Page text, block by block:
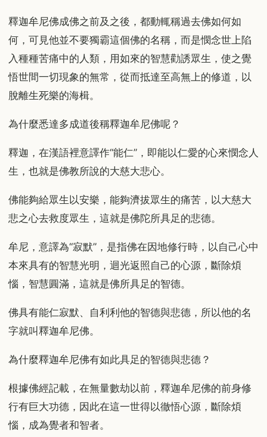
釋迦牟尼佛成佛之前及之後，都動輒稱過去佛如何如
何，可見他並不要獨霸這個佛的名稱，而是憫念世上陷
入種種苦痛中的人類，用如來的智慧勸誘眾生，使之覺
悟世間一切現象的無常，從而抵達至高無上的修道，以
脫離生死樂的海楫。
為什麼悉達多成道後稱釋迦牟尼佛呢？
釋迦，在漢語裡意譯作“能仁”，即能以仁愛的心來憫念人
生，也就是佛教所說的大慈大悲心。
佛能夠給眾生以安樂，能夠濟拔眾生的痛苦，以大慈大
悲之心去救度眾生，這就是佛陀所具足的悲德。
牟尼，意譯為“寂默”，是指佛在因地修行時，以自己心中
本來具有的智慧光明，迴光返照自己的心源，斷除煩
惱，智慧圓滿，這就是佛所具足的智德。
佛具有能仁寂默、自利利他的智德與悲德，所以他的名
字就叫釋迦牟尼佛。
為什麼釋迦牟尼佛有如此具足的智德與悲德？
根據佛經記載，在無量數劫以前，釋迦牟尼佛的前身修
行有巨大功德，因此在這一世得以徹悟心源，斷除煩
惱，成為覺者和智者。